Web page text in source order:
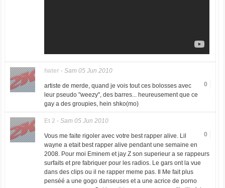
hater - Sam 05 Jun 2010
0
artiste de merde, quand je vois tout ces bolosses avec
leur pseudo "weezy", des barres... heureusement que ce
gay a des groupies, hein shko(mo)
Et 2 - Sam 05 Jun 2010
0
Vous me faite rigoler avec votre best rapper alive. Lil
wayne a etait best rapper alive pendant une semaine en
2008. Pour moi Eminem et jay Z son superieur a se rappeurs
surfaits et pre fabriquer pour les radios. Le gars ont la vue
dans des clips ou il ne rapper meme pas. Il Me fait plus
penséé a une gogo danseuses et a une acrice de porno